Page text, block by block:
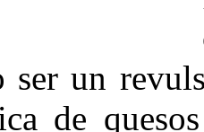
ser un
de